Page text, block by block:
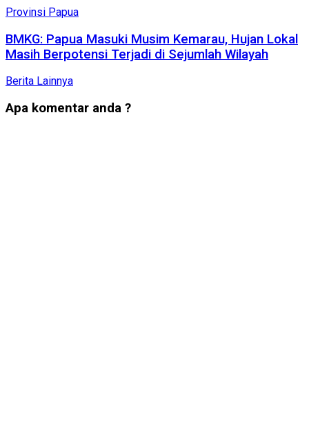
Provinsi Papua
BMKG: Papua Masuki Musim Kemarau, Hujan Lokal
Masih Berpotensi Terjadi di Sejumlah Wilayah
Berita Lainnya
Apa komentar anda ?